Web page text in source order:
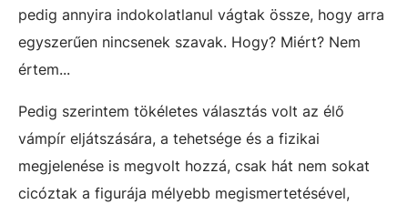
pedig annyira indokolatlanul vágtak össze, hogy arra
egyszerűen nincsenek szavak. Hogy? Miért? Nem
értem...
Pedig szerintem tökéletes választás volt az élő
vámpír eljátszására, a tehetsége és a fizikai
megjelenése is megvolt hozzá, csak hát nem sokat
cicóztak a figurája mélyebb megismertetésével,